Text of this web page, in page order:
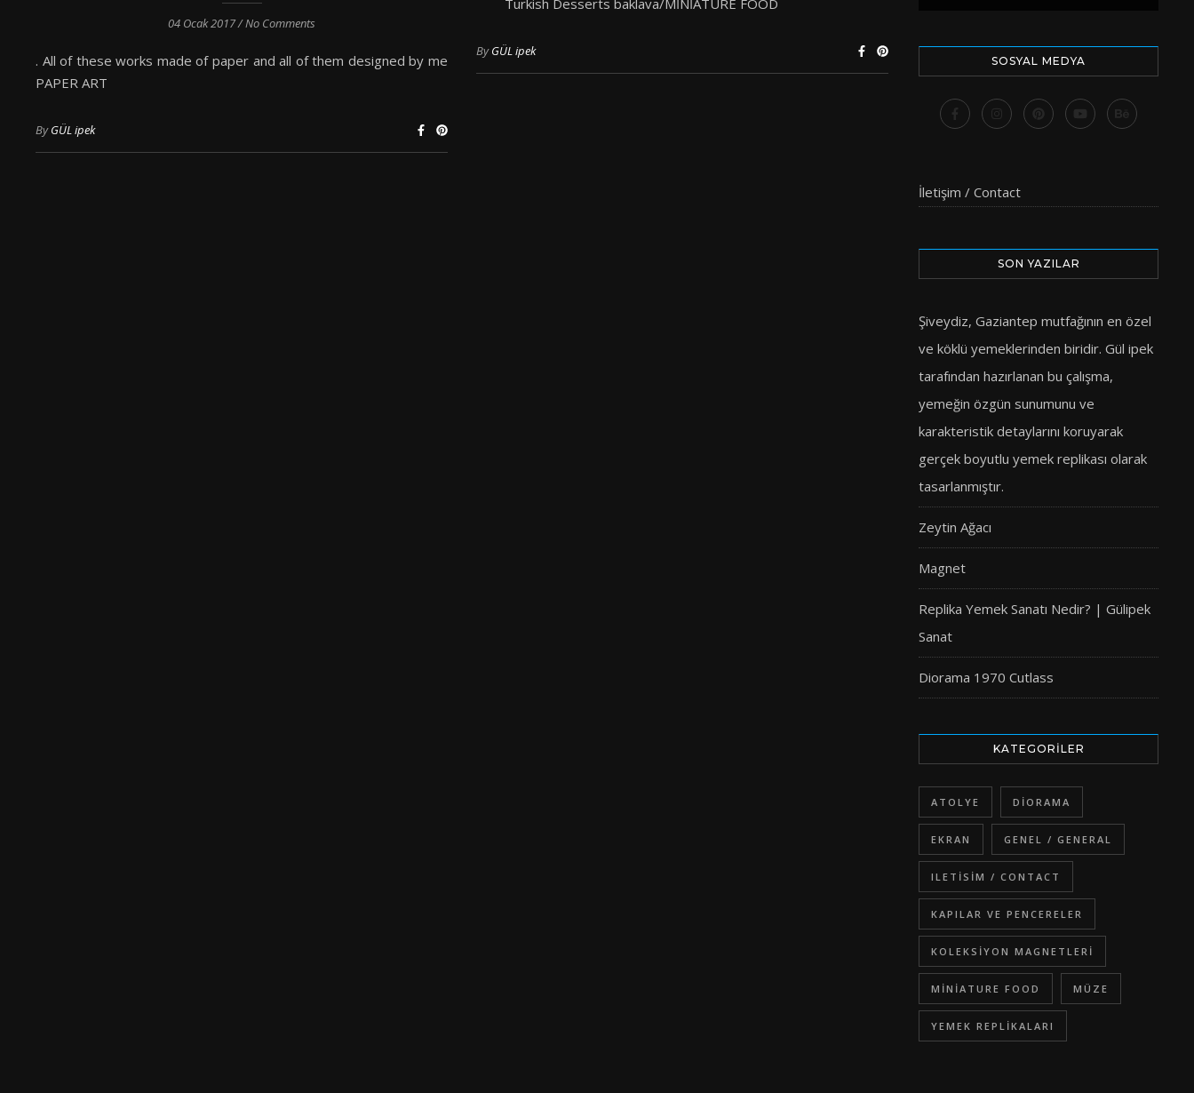
04 Ocak 2017/No Comments
. All of these works made of paper and all of them designed by me
PAPER ART
ByGÜL ipek
Turkish Desserts baklava/MİNİATURE FOOD
ByGÜL ipek
SOSYAL MEDYA
İletişim / Contact
SON YAZILAR
Şiveydiz, Gaziantep mutfağının en özel
ve köklü yemeklerinden biridir. Gül ipek
tarafından hazırlanan bu çalışma,
yemeğin özgün sunumunu ve
karakteristik detaylarını koruyarak
gerçek boyutlu yemek replikası olarak
tasarlanmıştır.
Zeytin Ağacı
Magnet
Replika Yemek Sanatı Nedir? | Gülipek
Sanat
Diorama 1970 Cutlass
KATEGORILER
ATOLYE DIORAMA
EKRAN GENEL / GENERAL
ILETISIM / CONTACT
KAPILAR VE PENCERELER
KOLEKSIYON MAGNETLERI
MINIATURE FOOD MÜZE
YEMEK REPLIKALARI